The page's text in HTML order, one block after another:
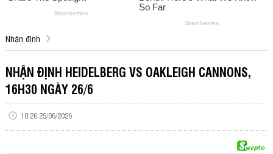
Nhận định
NHẬN ĐỊNH HEIDELBERG VS OAKLEIGH CANNONS,
16H30 NGÀY 26/6
10:26 25/06/2026